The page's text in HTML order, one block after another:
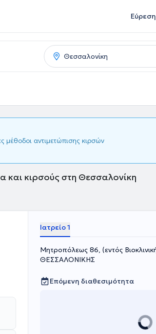
Εύρεση
μέθοδοι αντιμετώπισης κιρσών
και κιρσούς στη Θεσσαλονίκη
Ιατρείο 1
Μητροπόλεως 86, (εντός
ΘΕΣΣΑΛΟΝΙΚΗΣ
Επόμενη διαθεσιμότητα